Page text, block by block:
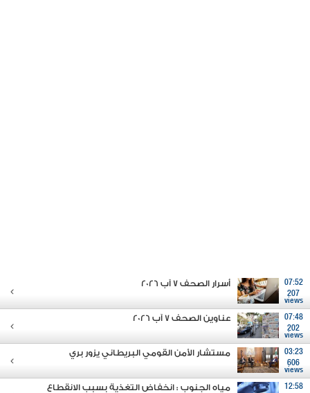
07:52
207
views
أسرار الصحف 7 آب 2026
07:48
202
views
عناوين الصحف 7 آب 2026
03:23
606
views
مستشار الأمن القومي البريطاني يزور بري
12:58
مياه الجنوب : انخفاض التغذية بسبب الانقطاع